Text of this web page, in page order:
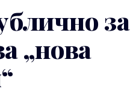
за
„нова